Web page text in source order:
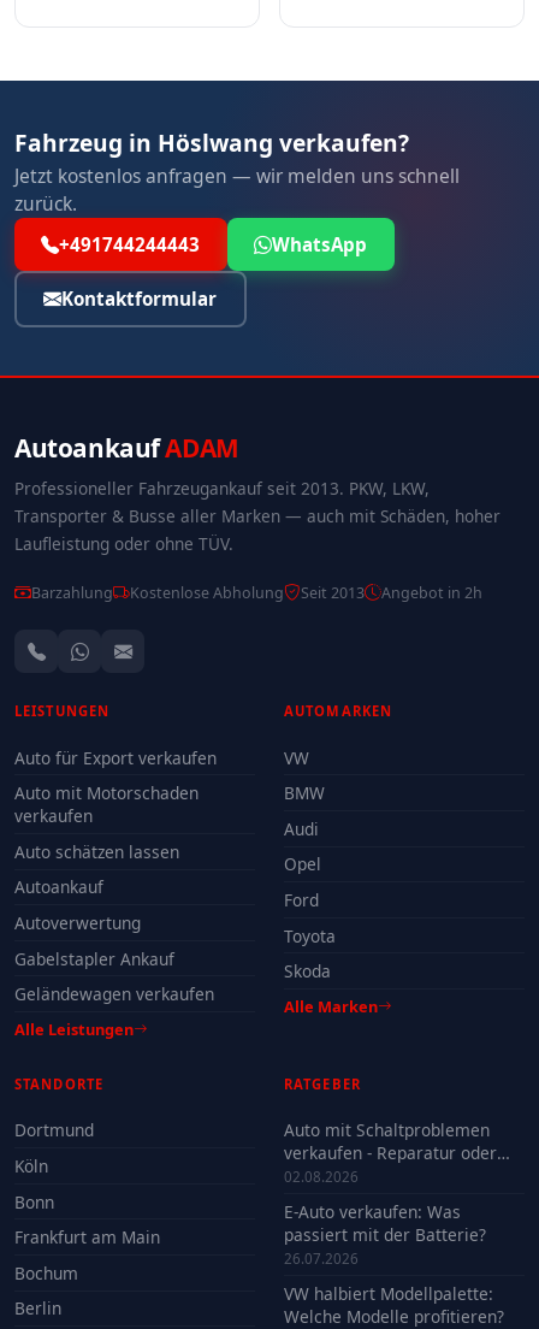
Fahrzeug in Höslwang verkaufen?
Jetzt kostenlos anfragen — wir melden uns schnell
zurück.
+491744244443 WhatsApp
Kontaktformular
AutoankaufADAM
Professioneller Fahrzeugankauf seit 2013. PKW, LKW,
Transporter & Busse aller Marken — auch mit Schäden, hoher
Laufleistung oder ohne TÜV.
Barzahlung Kostenlose Abholung Seit 2013 Angebot in 2h
LEISTUNGEN
Auto für Export verkaufen
Auto mit Motorschaden
verkaufen
Auto schätzen lassen
Autoankauf
Autoverwertung
Gabelstapler Ankauf
Geländewagen verkaufen
Alle Leistungen
AUTOMARKEN
VW
BMW
Audi
Opel
Ford
Toyota
Skoda
Alle Marken
STANDORTE
Dortmund
Köln
Bonn
Frankfurt am Main
Bochum
Berlin
RATGEBER
Auto mit Schaltproblemen
verkaufen - Reparatur oder
Verkauf?
02.08.2026
E-Auto verkaufen: Was
passiert mit der Batterie?
26.07.2026
VW halbiert Modellpalette:
Welche Modelle profitieren?